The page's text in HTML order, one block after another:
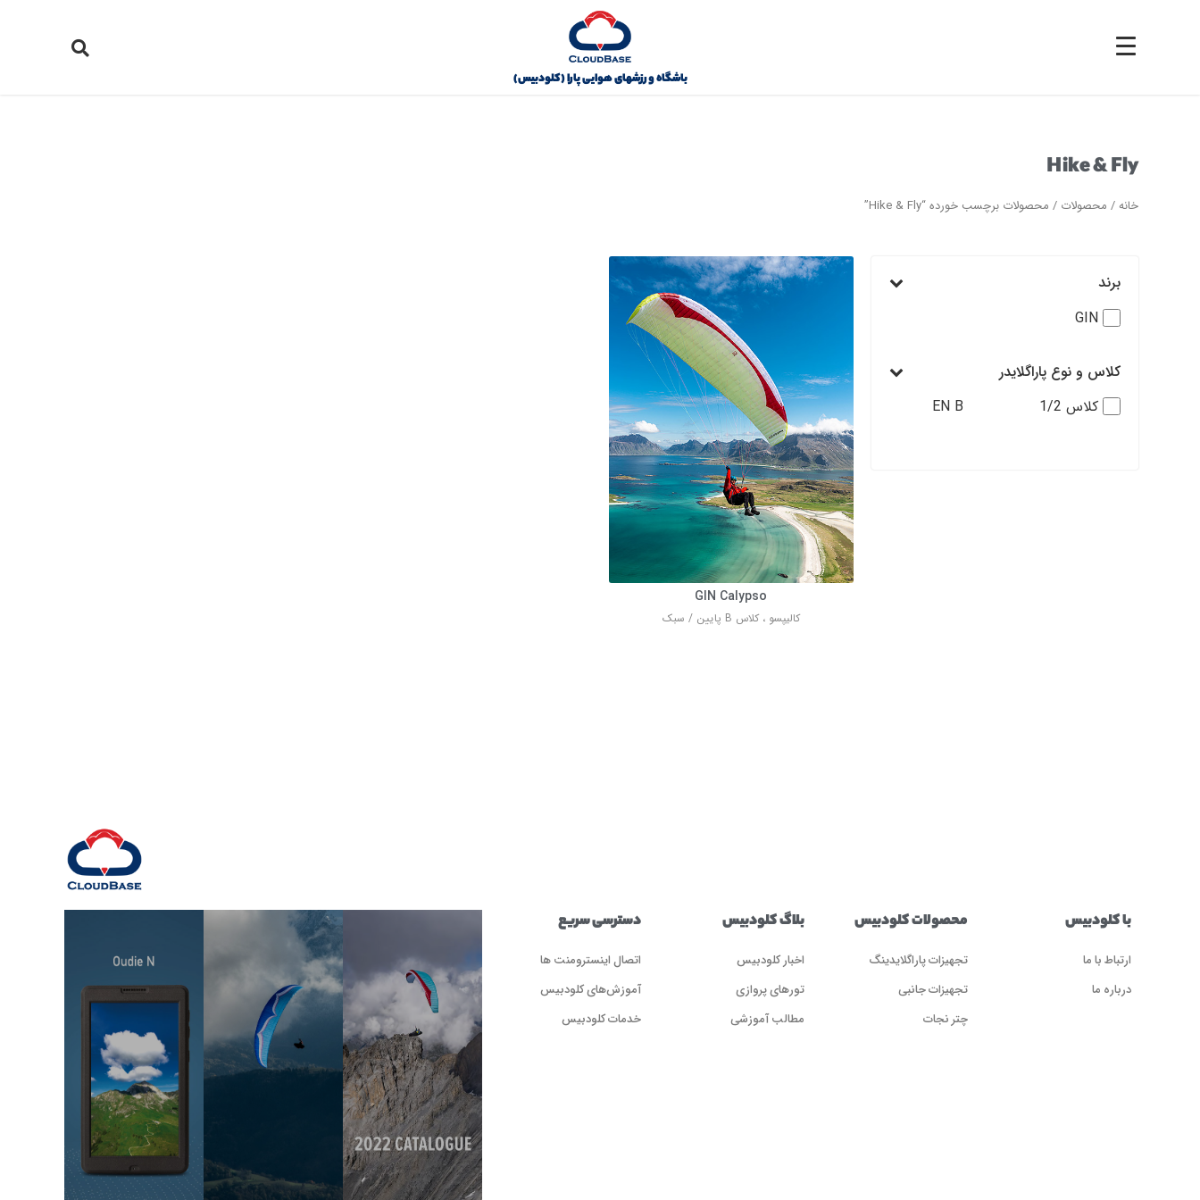
باشگاه ورزشهای هوایی پارا (کلودبیس)
Hike & Fly
خانه/ محصولات / محصولات برچسب خورده “Hike & Fly”
برند
GIN
کلاس و نوع پاراگلایدر
کلاس 1/2 EN B
GIN Calypso
کالیپسو ، کلاس B پایین / سبک
با کلودبیس
ارتباط با ما
درباره ما
محصولات کلودبیس
تجهیزات پاراگلایدینگ
تجهیزات جانبی
چتر نجات
بلاگ کلودبیس
اخبار کلودبیس
تورهای پروازی
مطالب آموزشی
دسترسی سریع
اتصال اینسترومنت ها
آموزش‌های کلودبیس
خدمات کلودبیس